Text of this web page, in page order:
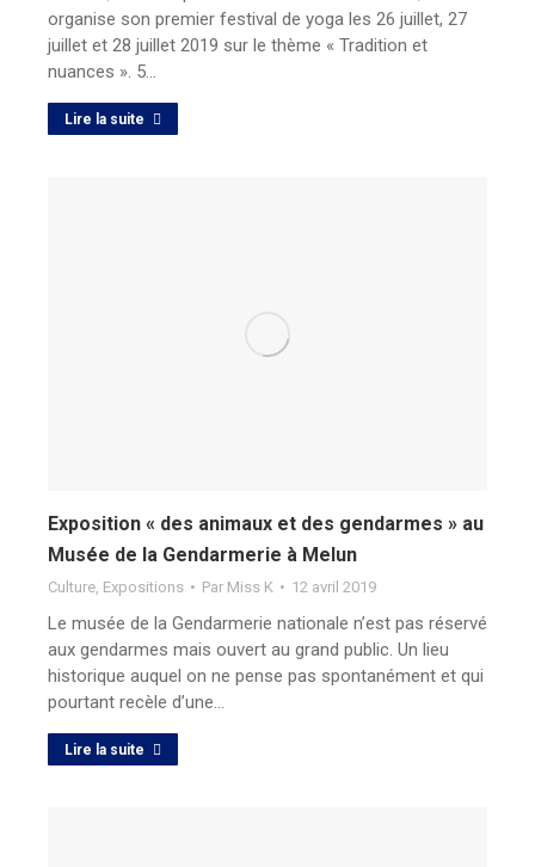
organise son premier festival de yoga les 26 juillet, 27
juillet et 28 juillet 2019 sur le thème « Tradition et
nuances ». 5…
Lire la suite
Exposition « des animaux et des gendarmes » au
Musée de la Gendarmerie à Melun
Culture Expositions Par Miss K 12 avril 2019
Le musée de la Gendarmerie nationale n’est pas réservé
aux gendarmes mais ouvert au grand public. Un lieu
historique auquel on ne pense pas spontanément et qui
pourtant recèle d’une…
Lire la suite